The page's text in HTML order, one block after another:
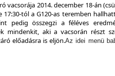
vacsorája 2014. december 18-án
tól a G120-as teremben
pedig összegzi a féléves
mindenkit, aki a vacsorán részt
előadásra is eljön.Az idei menü